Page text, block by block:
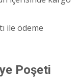
ile ödeme
Poşeti